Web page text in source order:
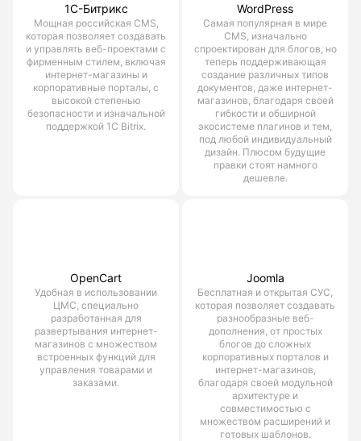
1С-Битрикс
Мощная российская CMS,
которая позволяет создавать
и управлять веб-проектами с
фирменным стилем, включая
интернет-магазины и
корпоративные порталы, с
высокой степенью
безопасности и изначальной
поддержкой 1С Bitrix.
WordPress
Самая популярная в мире
CMS, изначально
спроектирован для блогов, но
теперь поддерживающая
создание различных типов
документов, даже интернет-
магазинов, благодаря своей
гибкости и обширной
экосистеме плагинов и тем,
под любой индивидуальный
дизайн. Плюсом будущие
правки стоят намного
дешевле.
OpenCart
Удобная в использовании
ЦМС, специально
разработанная для
развертывания интернет-
магазинов с множеством
встроенных функций для
управления товарами и
заказами.
Joomla
Бесплатная и открытая СУС,
которая позволяет создавать
разнообразные веб-
дополнения, от простых
блогов до сложных
корпоративных порталов и
интернет-магазинов,
благодаря своей модульной
архитектуре и
совместимостью с
множеством расширений и
готовых шаблонов.